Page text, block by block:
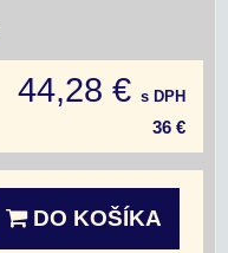
44,28 € s DPH
36 €
DO KOŠÍKA